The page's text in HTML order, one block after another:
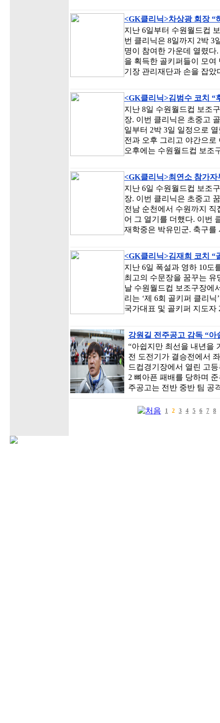
<GK클리닉>차상광 회장
지난 6일부터 수원월드컵
번 클리닉은 8일까지 2박 3
명이 참여한 가운데 열렸다
을 획득한 골키퍼들이 모여
기장 관리재단과 손을 잡
<GK클리닉>김범수 코치
지난 8일 수원월드컵 보조
장. 이번 클리닉은 초중고
일부터 2박 3일 일정으로
전과 오후 그리고 야간으
오후에는 수원월드컵 보조
<GK클리닉>최연소 참가
지난 6일 수원월드컵 보조
장. 이번 클리닉은 초중고
전남 순천에서 수원까지
어 그 열기를 더했다. 이번
재학중은 박유민군. 축구
<GK클리닉>김재희 코치
지난 6일 폭설과 영하 10도
최고의 수문장을 꿈꾸는
날 수원월드컵 보조구장에
리는 ‘제 6회 골키퍼 클리
국가대표 및 골키퍼 지도
강원길 전주공고 감독 “
“아쉽지만 최선을 내년을
전 도전기가 결승전에서
드컵경기장에서 열린 고
2 뼈아픈 패배를 당하며
주공고는 전반 중반 팀 공
1 2 3 4 5 6 7 8